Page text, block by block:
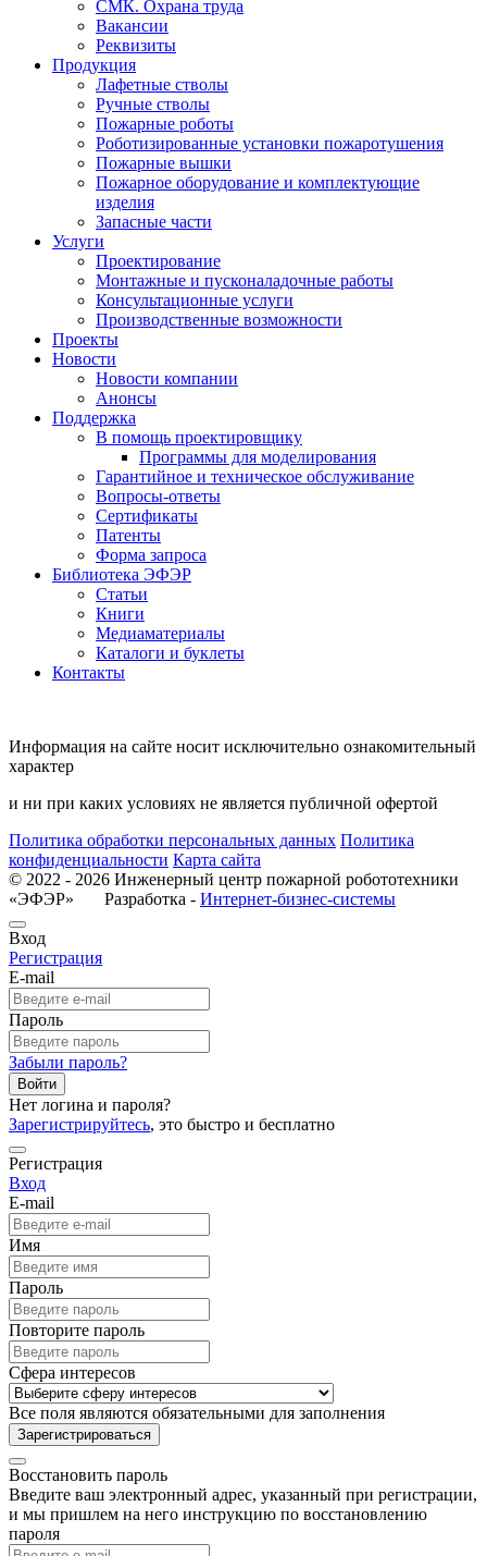
СМК. Охрана труда
Вакансии
Реквизиты
Продукция
Лафетные стволы
Ручные стволы
Пожарные роботы
Роботизированные установки пожаротушения
Пожарные вышки
Пожарное оборудование и комплектующие
изделия
Запасные части
Услуги
Проектирование
Монтажные и пусконаладочные работы
Консультационные услуги
Производственные возможности
Проекты
Новости
Новости компании
Анонсы
Поддержка
В помощь проектировщику
Программы для моделирования
Гарантийное и техническое обслуживание
Вопросы-ответы
Сертификаты
Патенты
Форма запроса
Библиотека ЭФЭР
Статьи
Книги
Медиаматериалы
Каталоги и буклеты
Контакты
Информация на сайте носит исключительно ознакомительный
характер
и ни при каких условиях не является публичной офертой
Политика обработки персональных данных Политика
конфиденциальности Карта сайта
© 2022 - 2026 Инженерный центр пожарной робототехники
«ЭФЭР» Разработка - Интернет-бизнес-системы
Вход
Регистрация
E-mail
Пароль
Забыли пароль?
Войти
Нет логина и пароля?
Зарегистрируйтесь, это быстро и бесплатно
Регистрация
Вход
E-mail
Имя
Пароль
Повторите пароль
Сфера интересов
Все поля являются обязательными для заполнения
Зарегистрироваться
Восстановить пароль
Введите ваш электронный адрес, указанный при регистрации,
и мы пришлем на него инструкцию по восстановлению
пароля